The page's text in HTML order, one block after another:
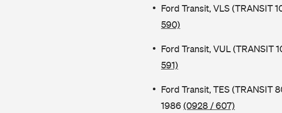
Ford Transit, VLS (TRANSIT
590)
Ford Transit, VUL (TRANSIT
591)
Ford Transit, TES (TRANSIT
1986 (0928 / 607)